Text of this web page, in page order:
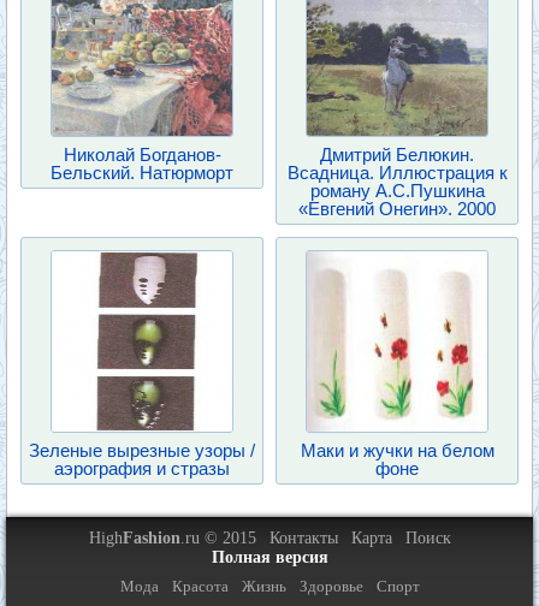
Николай Богданов-
Бельский. Натюрморт
Дмитрий Белюкин.
Всадница. Иллюстрация к
роману А.С.Пушкина
«Евгений Онегин». 2000
Зеленые вырезные узоры /
аэрография и стразы
Маки и жучки на белом
фоне
HighFashion.ru © 2015 Контакты Карта
Поиск
Полная версия
Мода
Красота Жизнь Здоровье Спорт